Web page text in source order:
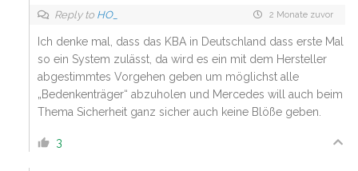
Reply to HO_ 2 Monate zuvor
Ich denke mal, dass das KBA in Deutschland dass erste Mal
so ein System zulässt, da wird es ein mit dem Hersteller
abgestimmtes Vorgehen geben um möglichst alle
„Bedenkenträger“ abzuholen und Mercedes will auch beim
Thema Sicherheit ganz sicher auch keine Blöße geben.
3